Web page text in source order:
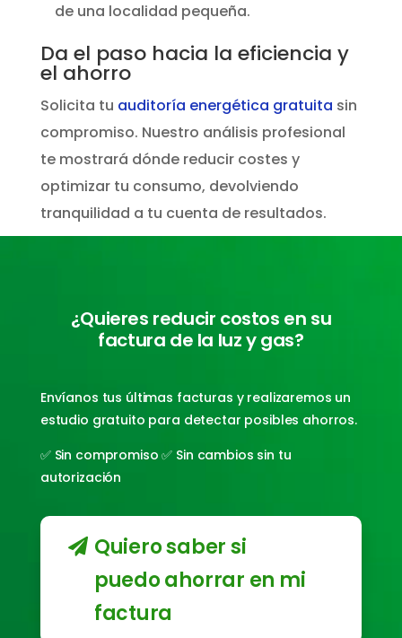
de una localidad pequeña.
Da el paso hacia la eficiencia y
el ahorro
Solicita tu auditoría energética gratuita sin
compromiso. Nuestro análisis profesional
te mostrará dónde reducir costes y
optimizar tu consumo, devolviendo
tranquilidad a tu cuenta de resultados.
¿Quieres reducir costos en su
factura de la luz y gas?
Envíanos tus últimas facturas y realizaremos un
estudio gratuito para detectar posibles ahorros.
✅ Sin compromiso ✅ Sin cambios sin tu
autorización
Quiero saber si
puedo ahorrar en mi
factura